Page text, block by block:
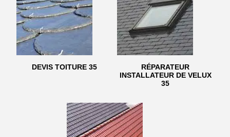
DEVIS TOITURE 35
RÉPARATEUR
INSTALLATEUR DE VELUX
35